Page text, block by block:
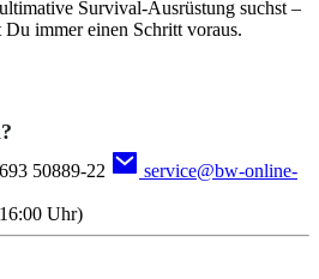
Survival-Ausrüstung suchst –
immer einen Schritt voraus.
50889-22
service@bw-online-
Uhr)